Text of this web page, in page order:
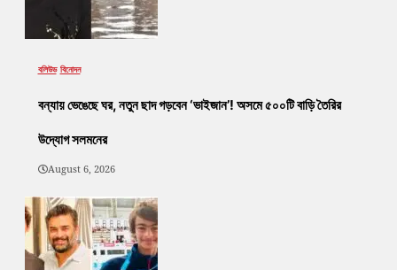
বলিউড বিনোদন
বন্যায় ভেঙেছে ঘর, নতুন ছাদ গড়বেন ‘ভাইজান’! অসমে ৫০০টি বাড়ি তৈরির
উদ্যোগ সলমনের
August 6, 2026